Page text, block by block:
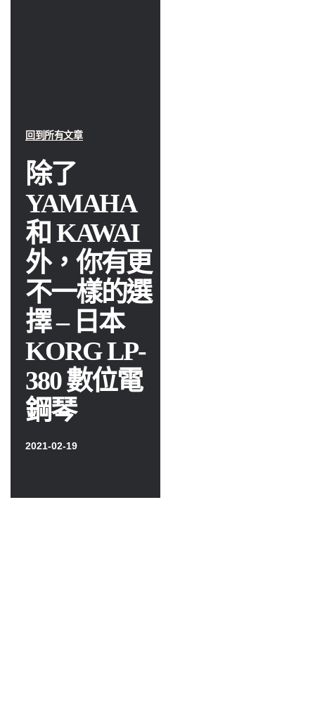
回到所有文章
除了
YAMAHA
和 KAWAI
外，你有更
不一樣的選
擇 – 日本
KORG LP-
380 數位電
鋼琴
2021-02-19